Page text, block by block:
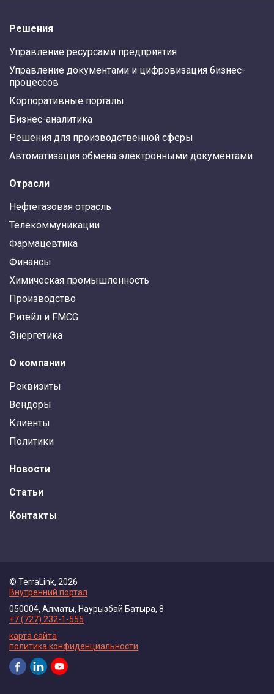
Решения
Управление ресурсами предприятия
Управление документами и цифровизация бизнес-
процессов
Корпоративные порталы
Бизнес-аналитика
Решения для производственной сферы
Автоматизация обмена электронными документами
Отрасли
Нефтегазовая отрасль
Телекоммуникации
Фармацевтика
Финансы
Химическая промышленность
Производство
Ритейл и FMCG
Энергетика
О компании
Реквизиты
Вендоры
Клиенты
Политики
Новости
Статьи
Контакты
© TerraLink, 2026
Внутренний портал
050004, Алматы, Наурызбай Батыра, 8
+7 (727) 232-1-555
карта сайта
политика конфиденциальности